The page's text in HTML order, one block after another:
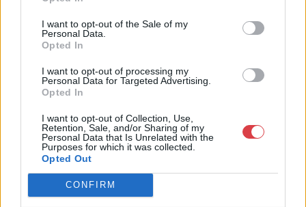
I want to opt-out of the Sale of my
Personal Data.
Opted In
I want to opt-out of processing my
Personal Data for Targeted Advertising.
Opted In
I want to opt-out of Collection, Use,
Retention, Sale, and/or Sharing of my
Personal Data that Is Unrelated with the
Purposes for which it was collected.
Opted Out
CONFIRM
http://enteriorantik.hu
Bemutatkozás: A maradandó értéket keresők, a retró
megtalál mindent, amivel visszahozhatja a régi idők
hangulatát, időutazáson vehet részt, a letűnt korok gyönyörű és
káprázatos tárgyai között. Webáruházunkban kényelmesen,
az igazán értékes, és befektetésre is ajánlott tárgyak között.
Személyesen pedig már három helyen is találkozhat
választékunkkal. Szeretettel várjuk, és bízunk benne, hogy
nálunk megtalálja a hőn keresett műtárgyakat.
GALÉRIA TOVÁBBI MŰTÁRGYAI